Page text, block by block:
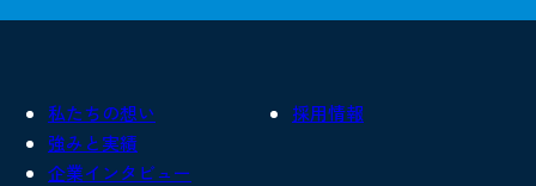
私たちの想い
強みと実績
企業インタビュー
採用情報